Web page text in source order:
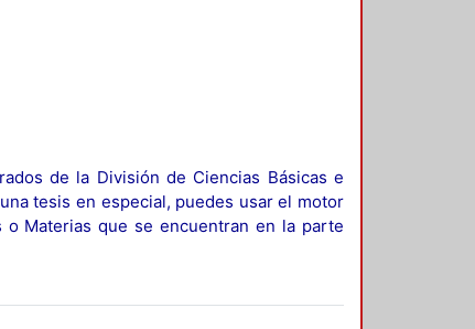
de la División de Ciencias Básicas e
tesis en especial, puedes usar el motor
Materias que se encuentran en la parte